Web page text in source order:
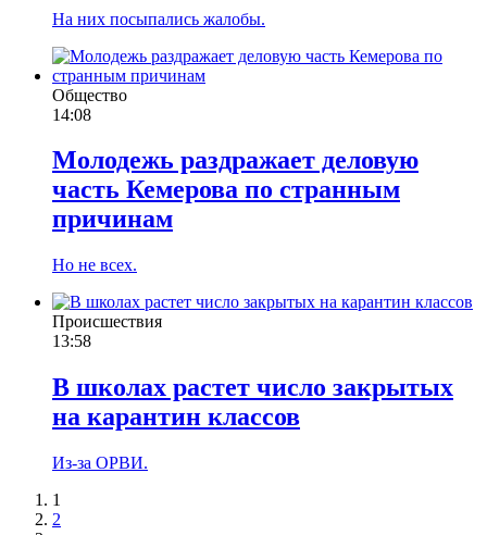
На них посыпались жалобы.
Общество
14:08
Молодежь раздражает деловую
часть Кемерова по странным
причинам
Но не всех.
Происшествия
13:58
В школах растет число закрытых
на карантин классов
Из-за ОРВИ.
1
2